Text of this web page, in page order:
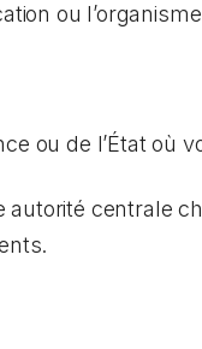
ou
ou de l’État où
centrale